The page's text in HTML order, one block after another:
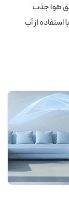
هوا جذب
استفاده از آب